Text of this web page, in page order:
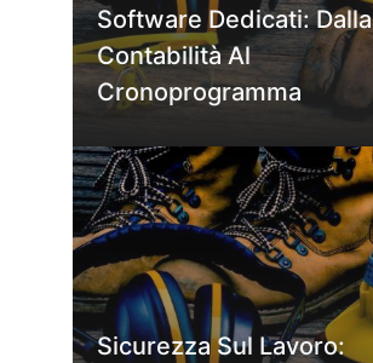
Software Dedicati: Dalla
Contabilità Al
Cronoprogramma
Sicurezza Sul Lavoro: